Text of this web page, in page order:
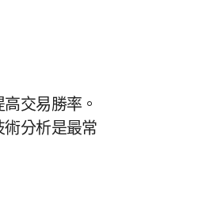
交易勝率。
分析是最常